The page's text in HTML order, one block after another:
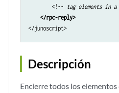
<!-- tag elements in
</rpc-reply>
</junoscript>
Descripción
Encierre todos los